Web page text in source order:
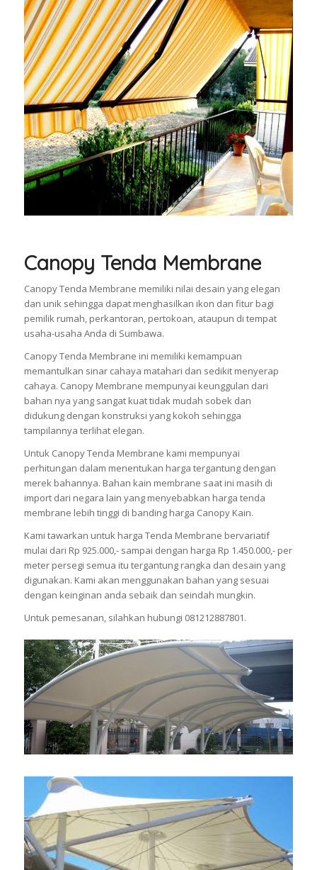
Canopy Tenda Membrane
Canopy Tenda Membrane memiliki nilai desain yang elegan
dan unik sehingga dapat menghasilkan ikon dan fitur bagi
pemilik rumah, perkantoran, pertokoan, ataupun di tempat
usaha-usaha Anda di Sumbawa.
Canopy Tenda Membrane ini memiliki kemampuan
memantulkan sinar cahaya matahari dan sedikit menyerap
cahaya. Canopy Membrane mempunyai keunggulan dari
bahan nya yang sangat kuat tidak mudah sobek dan
didukung dengan konstruksi yang kokoh sehingga
tampilannya terlihat elegan.
Untuk Canopy Tenda Membrane kami mempunyai
perhitungan dalam menentukan harga tergantung dengan
merek bahannya. Bahan kain membrane saat ini masih di
import dari negara lain yang menyebabkan harga tenda
membrane lebih tinggi di banding harga Canopy Kain.
Kami tawarkan untuk harga Tenda Membrane bervariatif
mulai dari Rp 925.000,- sampai dengan harga Rp 1.450.000,- per
meter persegi semua itu tergantung rangka dan desain yang
digunakan. Kami akan menggunakan bahan yang sesuai
dengan keinginan anda sebaik dan seindah mungkin.
Untuk pemesanan, silahkan hubungi 081212887801.